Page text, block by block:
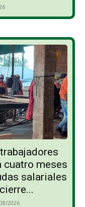
cuatro meses
salariales
2026